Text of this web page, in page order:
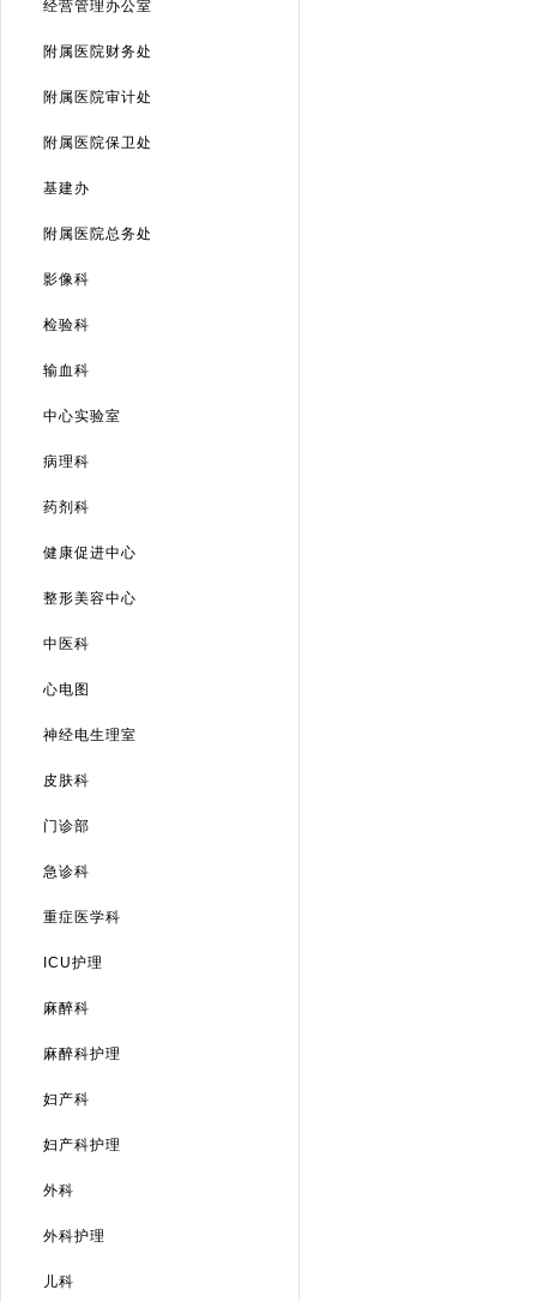
经营管理办公室
附属医院财务处
附属医院审计处
附属医院保卫处
基建办
附属医院总务处
影像科
检验科
输血科
中心实验室
病理科
药剂科
健康促进中心
整形美容中心
中医科
心电图
神经电生理室
皮肤科
门诊部
急诊科
重症医学科
ICU护理
麻醉科
麻醉科护理
妇产科
妇产科护理
外科
外科护理
儿科